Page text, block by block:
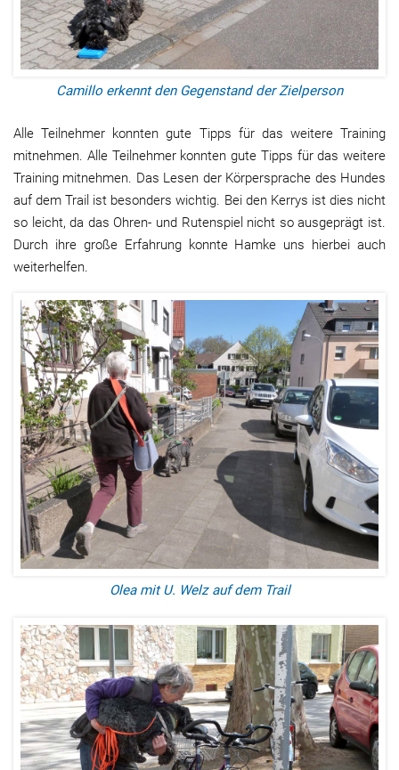
Camillo erkennt den Gegenstand der Zielperson
Alle Teilnehmer konnten gute Tipps für das weitere Training
mitnehmen. Alle Teilnehmer konnten gute Tipps für das weitere
Training mitnehmen. Das Lesen der Körpersprache des Hundes
auf dem Trail ist besonders wichtig. Bei den Kerrys ist dies nicht
so leicht, da das Ohren- und Rutenspiel nicht so ausgeprägt ist.
Durch ihre große Erfahrung konnte Hamke uns hierbei auch
weiterhelfen.
Olea mit U. Welz auf dem Trail